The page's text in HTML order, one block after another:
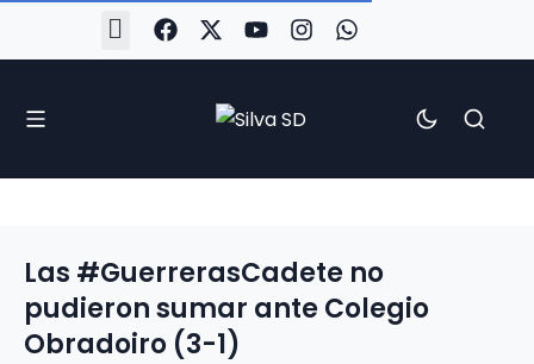
Las #GuerrerasCadete no
pudieron sumar ante Colegio
Obradoiro (3-1)